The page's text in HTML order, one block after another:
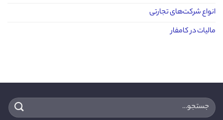
انواع شرکت‌های تجارتی
مالیات در کامفار
جستجو
برای: